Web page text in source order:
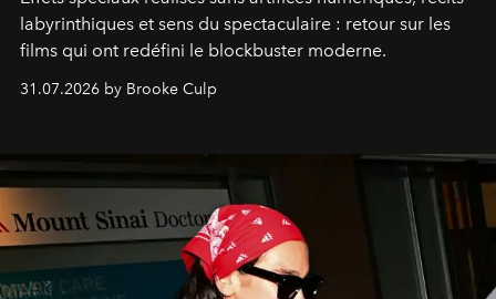
labyrinthiques et sens du spectaculaire : retour sur les
films qui ont redéfini le blockbuster moderne.
31.07.2026 by Brooke Culp